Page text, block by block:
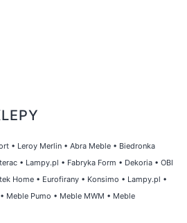
• Leroy Merlin • Abra Meble • Biedronka
• Lampy.pl • Fabryka Form • Dekoria • OBI
Home • Eurofirany • Konsimo • Lampy.pl •
• Meble Pumo • Meble MWM • Meble